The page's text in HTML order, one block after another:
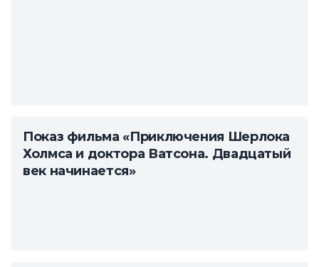
Показ фильма «Приключения Шерлока
Холмса и доктора Ватсона. Двадцатый
век начинается»